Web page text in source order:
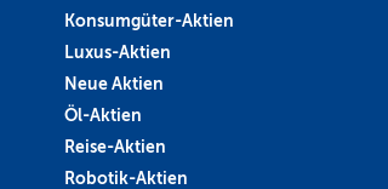
Konsumgüter-Aktien
Luxus-Aktien
Neue Aktien
Öl-Aktien
Reise-Aktien
Robotik-Aktien